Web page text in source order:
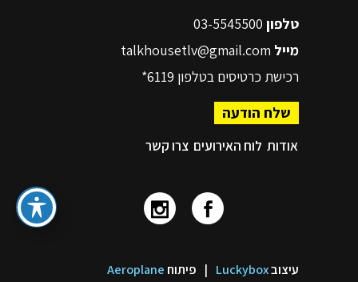
טלפון
מייל talkhousetlv@gmail.com
רכישת כרטיסים בטלפון 6119*
שלח הודעה
אודות לוח האירועים צרו קשר
עיצובLuckybox
| פיתוח Aeroplane